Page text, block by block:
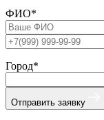
ФИО*
Город*
Отправить заявку